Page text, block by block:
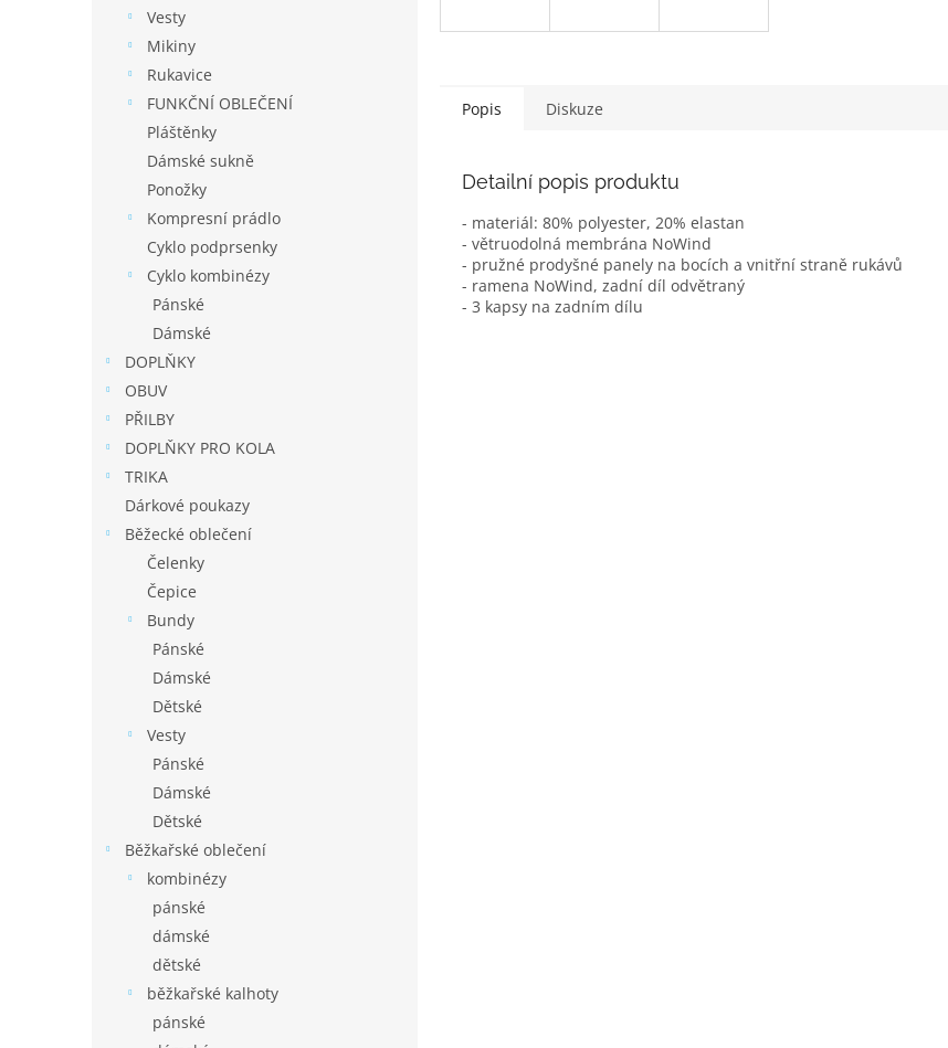
Vesty
Mikiny
Rukavice
FUNKČNÍ OBLEČENÍ
Pláštěnky
Dámské sukně
Ponožky
Kompresní prádlo
Cyklo podprsenky
Cyklo kombinézy
Pánské
Dámské
DOPLŇKY
OBUV
PŘILBY
DOPLŇKY PRO KOLA
TRIKA
Dárkové poukazy
Běžecké oblečení
Čelenky
Čepice
Bundy
Pánské
Dámské
Dětské
Vesty
Pánské
Dámské
Dětské
Běžkařské oblečení
kombinézy
pánské
dámské
dětské
běžkařské kalhoty
pánské
Popis Diskuze
Detailní popis produktu
- materiál: 80% polyester, 20% elastan
- větruodolná membrána NoWind
- pružné prodyšné panely na bocích a vnitřní straně rukávů
- ramena NoWind, zadní díl odvětraný
- 3 kapsy na zadním dílu